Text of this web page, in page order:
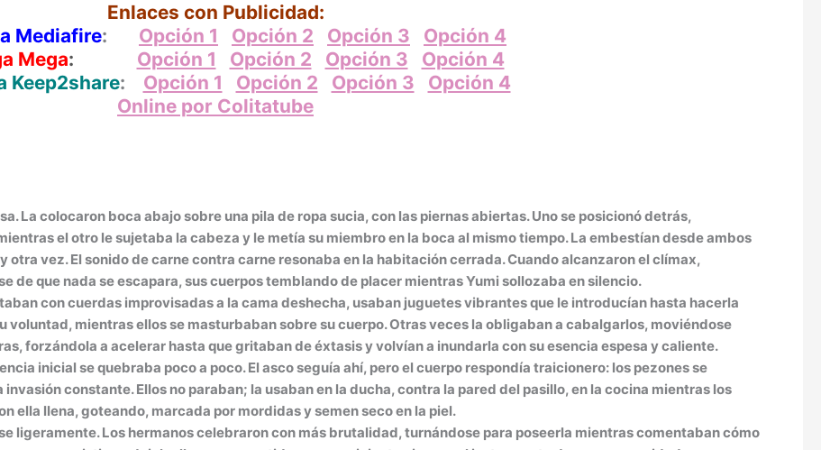
Enlaces con Publicidad:
Mediafire: Opción 1 Opción 2 Opción 3
Opción 4
Mega: Opción 1 Opción 2 Opción 3
Opción 4
Keep2share: Opción 1 Opción 2 Opción 3
Opción 4
Online por Colitatube
La colocaron boca abajo sobre una pila de ropa sucia, con las piernas abiertas. Uno se posicionó detrás,
el otro le sujetaba la cabeza y le metía su miembro en la boca al mismo tiempo. La embestían desde ambos
vez. El sonido de carne contra carne resonaba en la habitación cerrada. Cuando alcanzaron el clímax,
de que nada se escapara, sus cuerpos temblando de placer mientras Yumi sollozaba en silencio.
con cuerdas improvisadas a la cama deshecha, usaban juguetes vibrantes que le introducían hasta hacerla
mientras ellos se masturbaban sobre su cuerpo. Otras veces la obligaban a cabalgarlos, moviéndose
forzándola a acelerar hasta que gritaban de éxtasis y volvían a inundarla con su esencia espesa y caliente.
inicial se quebraba poco a poco. El asco seguía ahí, pero el cuerpo respondía traicionero: los pezones se
constante. Ellos no paraban; la usaban en la ducha, contra la pared del pasillo, en la cocina mientras los
ella llena, goteando, marcada por mordidas y semen seco en la piel.
ligeramente. Los hermanos celebraron con más brutalidad, turnándose para poseerla mientras comentaban cómo